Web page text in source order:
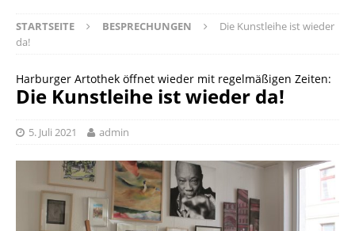
STARTSEITE BESPRECHUNGEN
Die Kunstleihe ist wieder
da!
Harburger Artothek öffnet wieder mit regelmäßigen Zeiten:
Die Kunstleihe ist wieder da!
5. Juli 2021 admin